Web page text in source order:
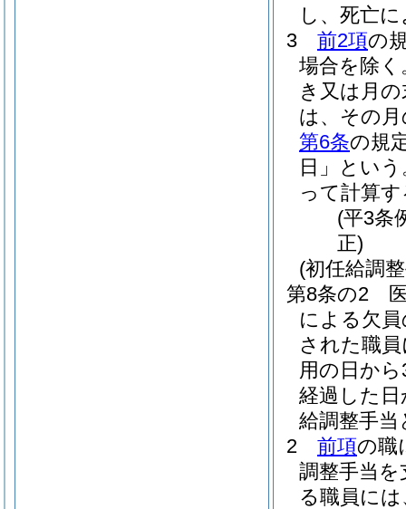
し、死亡
3
前2項の
場合を除く
き又は月
は、その
第6条の規
日」という
って計算
(平3条
正)
(初任給調
第8条の2
による欠
された職
用の日か
経過した
給調整手
2
前項の職
調整手当
る職員には